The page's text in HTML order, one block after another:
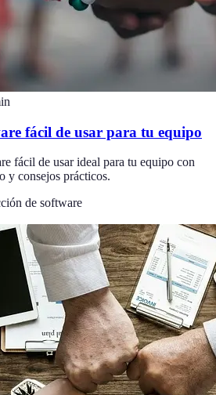
fácil de usar para tu equipo
fácil de usar ideal para tu equipo con
y consejos prácticos.
de software